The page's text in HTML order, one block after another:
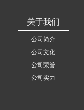
关于我们
公司简介
公司文化
公司荣誉
公司实力